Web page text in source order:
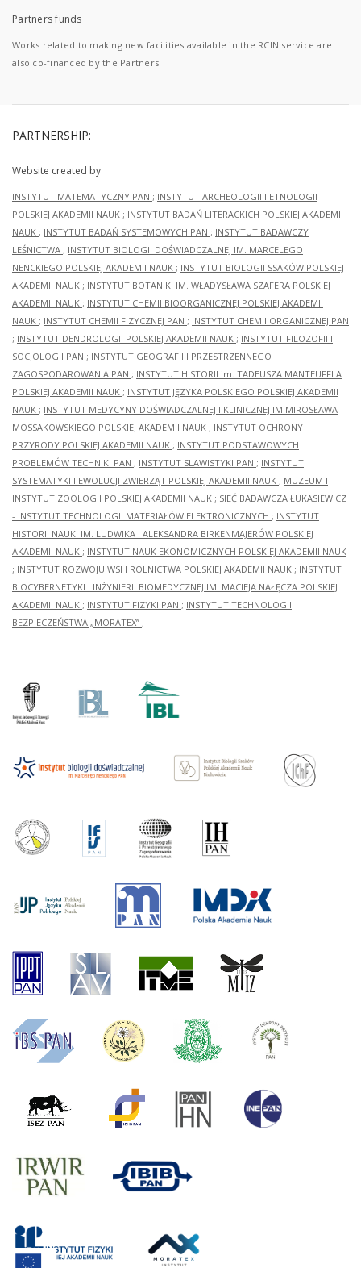
Partners funds
Works related to making new facilities available in the RCIN service are
also co-financed by the Partners.
PARTNERSHIP:
Website created by
INSTYTUT MATEMATYCZNY PAN ; INSTYTUT ARCHEOLOGII I ETNOLOGII
POLSKIEJ AKADEMII NAUK ; INSTYTUT BADAŃ LITERACKICH POLSKIEJ AKADEMII
NAUK ; INSTYTUT BADAŃ SYSTEMOWYCH PAN ; INSTYTUT BADAWCZY
LEŚNICTWA ; INSTYTUT BIOLOGII DOŚWIADCZALNEJ IM. MARCELEGO
NENCKIEGO POLSKIEJ AKADEMII NAUK ; INSTYTUT BIOLOGII SSAKÓW POLSKIEJ
AKADEMII NAUK ; INSTYTUT BOTANIKI IM. WŁADYSŁAWA SZAFERA POLSKIEJ
AKADEMII NAUK ; INSTYTUT CHEMII BIOORGANICZNEJ POLSKIEJ AKADEMII
NAUK ; INSTYTUT CHEMII FIZYCZNEJ PAN ; INSTYTUT CHEMII ORGANICZNEJ PAN
; INSTYTUT DENDROLOGII POLSKIEJ AKADEMII NAUK ; INSTYTUT FILOZOFII I
SOCJOLOGII PAN ; INSTYTUT GEOGRAFII I PRZESTRZENNEGO
ZAGOSPODAROWANIA PAN ; INSTYTUT HISTORII im. TADEUSZA MANTEUFFLA
POLSKIEJ AKADEMII NAUK ; INSTYTUT JĘZYKA POLSKIEGO POLSKIEJ AKADEMII
NAUK ; INSTYTUT MEDYCYNY DOŚWIADCZALNEJ I KLINICZNEJ IM.MIROSŁAWA
MOSSAKOWSKIEGO POLSKIEJ AKADEMII NAUK ; INSTYTUT OCHRONY
PRZYRODY POLSKIEJ AKADEMII NAUK ; INSTYTUT PODSTAWOWYCH
PROBLEMÓW TECHNIKI PAN ; INSTYTUT SLAWISTYKI PAN ; INSTYTUT
SYSTEMATYKI I EWOLUCJI ZWIERZĄT POLSKIEJ AKADEMII NAUK ; MUZEUM I
INSTYTUT ZOOLOGII POLSKIEJ AKADEMII NAUK ; SIEĆ BADAWCZA ŁUKASIEWICZ
- INSTYTUT TECHNOLOGII MATERIAŁÓW ELEKTRONICZNYCH ; INSTYTUT
HISTORII NAUKI IM. LUDWIKA I ALEKSANDRA BIRKENMAJERÓW POLSKIEJ
AKADEMII NAUK ; INSTYTUT NAUK EKONOMICZNYCH POLSKIEJ AKADEMII NAUK
; INSTYTUT ROZWOJU WSI I ROLNICTWA POLSKIEJ AKADEMII NAUK ; INSTYTUT
BIOCYBERNETYKI I INŻYNIERII BIOMEDYCZNEJ IM. MACIEJA NAŁĘCZA POLSKIEJ
AKADEMII NAUK ; INSTYTUT FIZYKI PAN ; INSTYTUT TECHNOLOGII
BEZPIECZEŃSTWA „MORATEX” ;